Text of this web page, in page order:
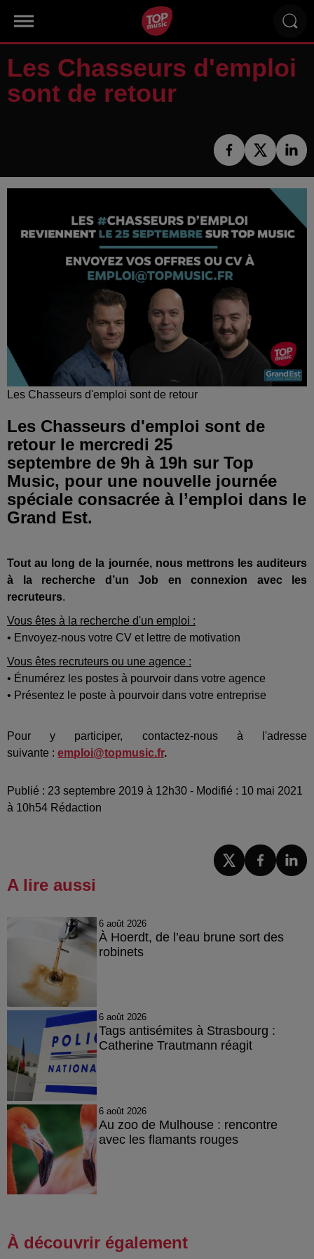
Les Chasseurs d'emploi
sont de retour
Les Chasseurs d'emploi sont de retour
Les Chasseurs d'emploi sont de
retour le mercredi 25
septembre de 9h à 19h sur Top
Music, pour une nouvelle journée
spéciale consacrée à l’emploi dans le
Grand Est.
Tout au long de la journée, nous mettrons les auditeurs
à la recherche d’un Job en connexion avec les
recruteurs.
Vous êtes à la recherche d'un emploi :
• Envoyez-nous votre CV et lettre de motivation
Vous êtes recruteurs ou une agence :
• Énumérez les postes à pourvoir dans votre agence
• Présentez le poste à pourvoir dans votre entreprise
Pour y participer, contactez-nous à l'adresse
suivante : emploi@topmusic.fr.
Publié : 23 septembre 2019 à 12h30 - Modifié : 10 mai 2021
à 10h54 Rédaction
A lire aussi
6 août 2026
À Hoerdt, de l’eau brune sort des
robinets
6 août 2026
Tags antisémites à Strasbourg :
Catherine Trautmann réagit
6 août 2026
Au zoo de Mulhouse : rencontre
avec les flamants rouges
À découvrir également